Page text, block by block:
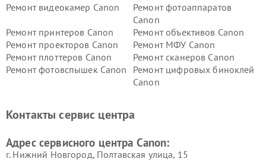
Ремонт видеокамер Canon
Ремонт фотоаппаратов
Canon
Ремонт принтеров Canon
Ремонт объективов Canon
Ремонт проекторов Canon
Ремонт МФУ Canon
Ремонт плоттеров Canon
Ремонт сканеров Canon
Ремонт фотовспышек Canon
Ремонт цифровых биноклей
Canon
Контакты сервис центра
Адрес сервисного центра Canon:
г. Нижний Новгород, Полтавская улица, 15